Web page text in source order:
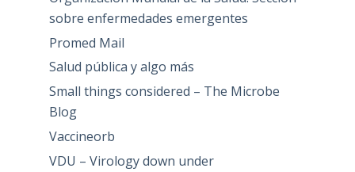
sobre enfermedades emergentes
Promed Mail
Salud pública y algo más
Small things considered – The Microbe
Blog
Vaccineorb
VDU – Virology down under